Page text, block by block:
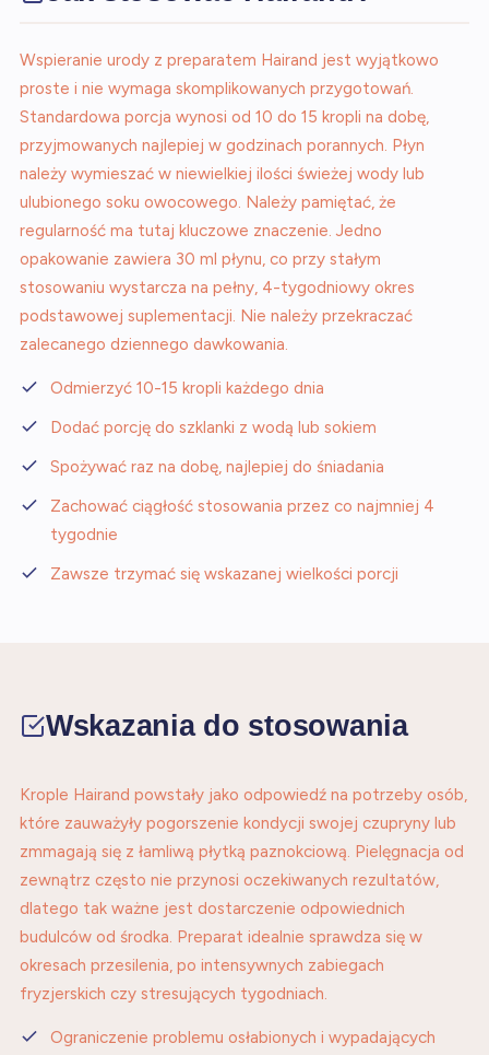
Wspieranie urody z preparatem Hairand jest wyjątkowo
proste i nie wymaga skomplikowanych przygotowań.
Standardowa porcja wynosi od 10 do 15 kropli na dobę,
przyjmowanych najlepiej w godzinach porannych. Płyn
należy wymieszać w niewielkiej ilości świeżej wody lub
ulubionego soku owocowego. Należy pamiętać, że
regularność ma tutaj kluczowe znaczenie. Jedno
opakowanie zawiera 30 ml płynu, co przy stałym
stosowaniu wystarcza na pełny, 4-tygodniowy okres
podstawowej suplementacji. Nie należy przekraczać
zalecanego dziennego dawkowania.
Odmierzyć 10-15 kropli każdego dnia
Dodać porcję do szklanki z wodą lub sokiem
Spożywać raz na dobę, najlepiej do śniadania
Zachować ciągłość stosowania przez co najmniej 4
tygodnie
Zawsze trzymać się wskazanej wielkości porcji
Wskazania do stosowania
Krople Hairand powstały jako odpowiedź na potrzeby osób,
które zauważyły pogorszenie kondycji swojej czupryny lub
zmmagają się z łamliwą płytką paznokciową. Pielęgnacja od
zewnątrz często nie przynosi oczekiwanych rezultatów,
dlatego tak ważne jest dostarczenie odpowiednich
budulców od środka. Preparat idealnie sprawdza się w
okresach przesilenia, po intensywnych zabiegach
fryzjerskich czy stresujących tygodniach.
Ograniczenie problemu osłabionych i wypadających